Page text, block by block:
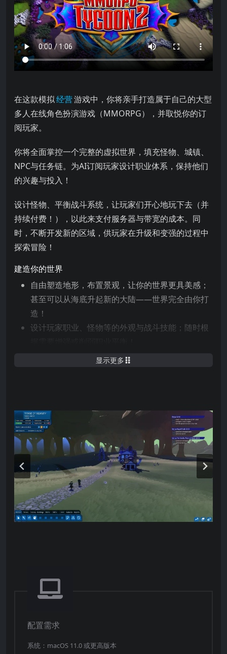
在这款模拟 游戏中，你将亲手打造属于自己的大型多人
在这款模拟经营游戏中，你将亲手打造属于自己的大型
多人在线角色扮演游戏（MMORPG），并取悦你的订
阅玩家。
你将全面掌控一个完整的虚拟世界，填充怪物、城镇、
NPC与任务链。为AI订阅玩家设计职业体系，保持他们
的兴趣与投入！
设计怪物、平衡战斗系统，让玩家们开心地玩下去（并
持续付费！），以此来支付服务器与带宽的成本。同
时，不断开发新的区域，供玩家在升级和变强的过程中
探索冒险！
建造你的世界
自由塑造地形，布置景观，让你的世界更具美感；
甚至可以从海底升起新的大陆——世界完全由你打
造！
设计玩家职业、怪物等的外观与战斗技能；随时根
规划村庄、城镇、道路、任务区，甚至亲自设计任
他们持续付费，你真的会在意吗？）
对捣乱玩家发出警告，避免他们影响其他玩家的体
验
帮助遇到问题的订阅玩家，或者雇佣游戏管理员
（GM）来替你处理！
盈利模式
你可以选择传统的“买断+月费”模式；
显示更多
配置需求
系统：macOS 11.0 或更高版本